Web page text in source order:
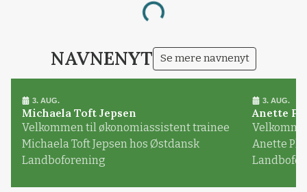
Loading...
NAVNENYT Se mere navnenyt
3. AUG.
Michaela Toft Jepsen
Velkommen til økonomiassistent trainee
Michaela Toft Jepsen hos Østdansk
Landboforening
3. AUG.
Anette
Anette